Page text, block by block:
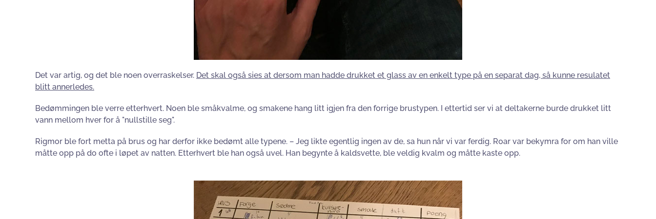
Det var artig, og det ble noen overraskelser. Det skal også sies at dersom man hadde drukket et glass av en enkelt type på en separat dag, så kunne resulatet
blitt annerledes.
Bedømmingen ble verre etterhvert. Noen ble småkvalme, og smakene hang litt igjen fra den forrige brustypen. I ettertid ser vi at deltakerne burde drukket litt
vann mellom hver for å "nullstille seg".
Rigmor ble fort metta på brus og har derfor ikke bedømt alle typene. – Jeg likte egentlig ingen av de, sa hun når vi var ferdig. Roar var bekymra for om han ville
måtte opp på do ofte i løpet av natten. Etterhvert ble han også uvel. Han begynte å kaldsvette, ble veldig kvalm og måtte kaste opp.